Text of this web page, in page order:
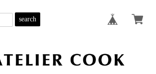
search